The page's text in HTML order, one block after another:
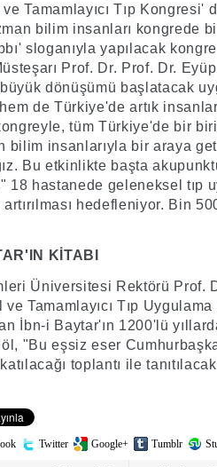
Tamamlayıcı Tıp Kongresi'
bilim insanları kongrede
sloganıyla yapılacak
Prof. Dr. Prof. Dr.
dönüşümü başlatacak
de Türkiye'de artık
tüm Türkiye'de bir
bilim insanlarıyla bir araya
Bu etkinlikte başta
18 hastanede geleneksel
artırılması hedefleniyor. Bin
KİTABI
Üniversitesi Rektörü Prof.
Tamamlayıcı Tıp
İbn-i Baytar'ın 1200'lü
"Bu eşsiz eser
toplantı ile
Twitter Google+ Tumblr